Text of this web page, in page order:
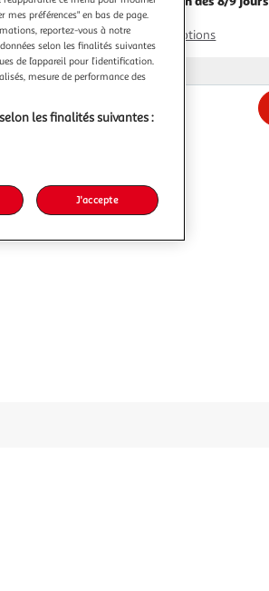
8,99€
Plus d'options
Vendu parParis Prix
70,99€
préférences" en bas de page.
reportez-vous à notre
selon les finalités suivantes
de l’appareil pour l’identification.
mesure de performance des
les finalités suivantes :
J'accepte